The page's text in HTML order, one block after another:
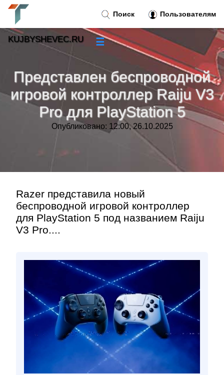
Представлен беспроводной
игровой контроллер Raiju V3
Pro для PlayStation 5
Опубликовано: 12:00, 26.10.2025
Razer представила новый
беспроводной игровой контроллер
для PlayStation 5 под названием Raiju
V3 Pro....
Поиск Пользователям
KUJBYSHEVEC.RU ☰
Новости»
Тренды новостей»
Рубрики»
Контакт»